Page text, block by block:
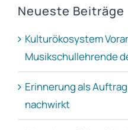
Neueste Beiträge
Kulturökosystem
Musikschullehrende
Erinnerung als
nachwirkt